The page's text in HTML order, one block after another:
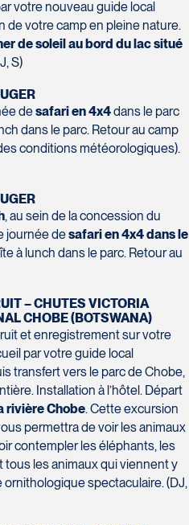
votre nouveau guide local
de votre camp en pleine nature.
de soleil au bord du lac situé
S)
desafari en 4x4dans le parc
dans le parc. Retour au camp
conditions météorologiques).
, au sein de la concession du
journée desafari en 4x4 dans le
à lunch dans le parc. Retour au
– CHUTES VICTORIA
CHOBE (BOTSWANA)
et enregistrement sur votre
par votre guide local
transfert vers le parc de Chobe,
Installation à l’hôtel. Départ
rivière Chobe. Cette excursion
permettra de voir les animaux
contempler les éléphants, les
les animaux qui viennent y
spectaculaire. (DJ,
2967
20
2439
2439
2439